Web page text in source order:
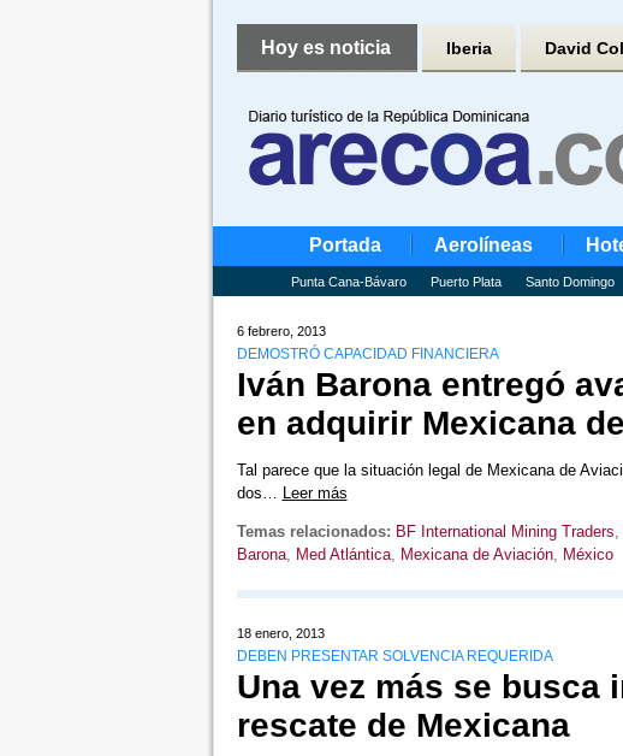
Hoy es noticia Iberia David
Portada Aerolíneas
Punta Cana-Bávaro Puerto Plata Santo Domingo
6 febrero, 2013
DEMOSTRÓ CAPACIDAD FINANCIERA
Iván Barona entregó
en adquirir Mexicana
Tal parece que la situación legal de Mexicana de
dos… Leer más
Temas relacionados: BF International Mining Traders,
Barona, Med Atlántica, Mexicana de Aviación, México
18 enero, 2013
DEBEN PRESENTAR SOLVENCIA REQUERIDA
Una vez más se busca
rescate de Mexicana